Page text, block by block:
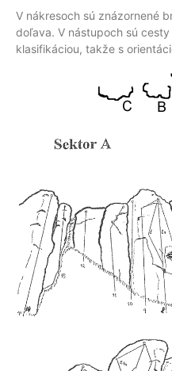
V nákresoch sú znázornené
doľava. V nástupoch sú
klasifikáciou, takže s